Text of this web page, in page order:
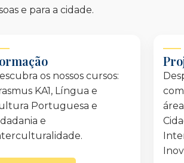
e para a cidade.
os nossos cursos:
KA1, Língua e
Portuguesa e
e